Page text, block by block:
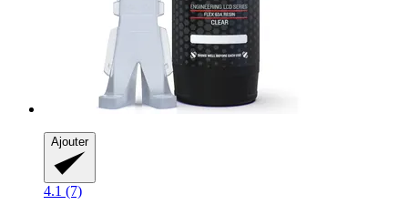
Ajouter
4.1 (7)